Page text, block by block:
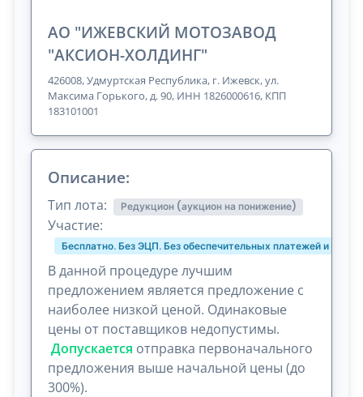
АО "ИЖЕВСКИЙ МОТОЗАВОД
"АКСИОН-ХОЛДИНГ"
426008, Удмуртская Республика, г. Ижевск, ул.
Максима Горького, д. 90, ИНН 1826000616, КПП
183101001
Описание:
Тип лота: Редукцион (аукцион на понижение)
Участие:
Бесплатно. Без ЭЦП. Без обеспечительных платежей и
В данной процедуре лучшим
предложением является предложение с
наиболее низкой ценой. Одинаковые
цены от поставщиков недопустимы.
Допускается отправка первоначального
предложения выше начальной цены (до
300%).